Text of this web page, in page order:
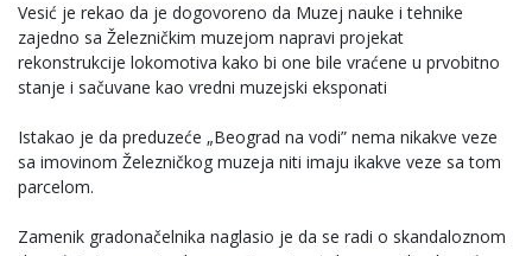
Vesić je rekao da je dogovoreno da Muzej nauke i tehnike
zajedno sa Železničkim muzejom napravi projekat
rekonstrukcije lokomotiva kako bi one bile vraćene u prvobitno
stanje i sačuvane kao vredni muzejski eksponati
Istakao je da preduzeće „Beograd na vodi” nema nikakve veze
sa imovinom Železničkog muzeja niti imaju ikakve veze sa tom
parcelom.
Zamenik gradonačelnika naglasio je da se radi o skandaloznom